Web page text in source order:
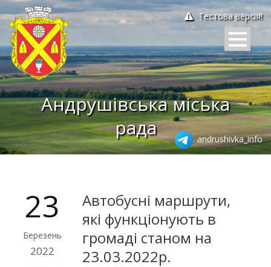
Тестова версія!
Андрушівська міська
рада
andrushivka_info
23
Березень
2022
Автобусні маршрути,
які функціонують в
громаді станом на
23.03.2022р.